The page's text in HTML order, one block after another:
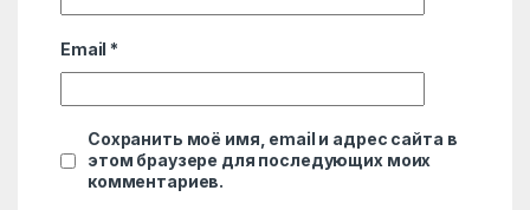
Email *
Сохранить моё имя, email и адрес сайта в
этом браузере для последующих моих
комментариев.